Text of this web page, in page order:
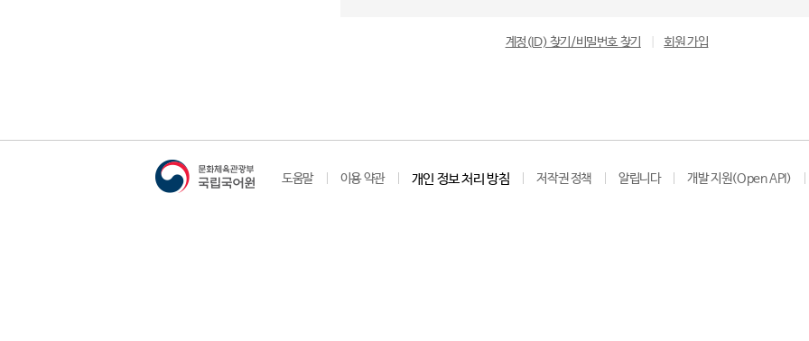
계정(ID) 찾기/비밀번호 찾기 회원 가입
도움말 이용 약관 개인 정보 처리 방침 저작권 정책 알립니다 개발 지원(Open API)